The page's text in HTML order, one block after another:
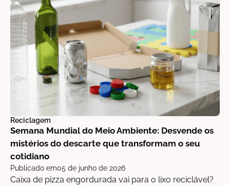
Reciclagem
Semana Mundial do Meio Ambiente: Desvende os
mistérios do descarte que transformam o seu
cotidiano
Publicado em05 de junho de 2026
Caixa de pizza engordurada vai para o lixo reciclável?